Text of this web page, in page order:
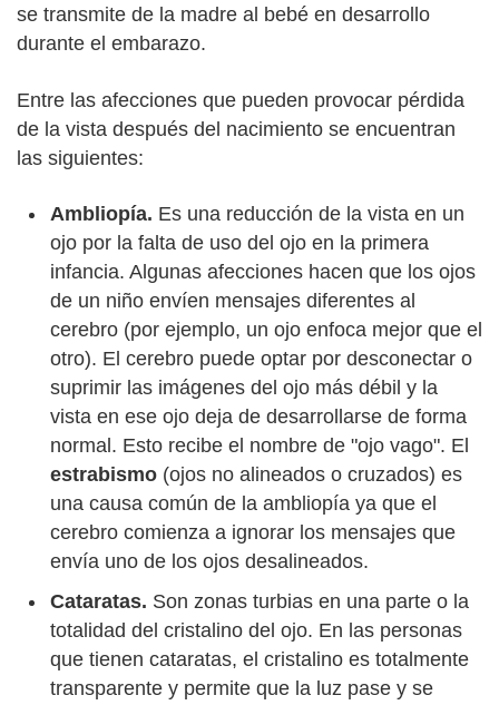
se transmite de la madre al bebé en desarrollo
durante el embarazo.
Entre las afecciones que pueden provocar pérdida
de la vista después del nacimiento se encuentran
las siguientes:
Ambliopía. Es una reducción de la vista en un
ojo por la falta de uso del ojo en la primera
infancia. Algunas afecciones hacen que los ojos
de un niño envíen mensajes diferentes al
cerebro (por ejemplo, un ojo enfoca mejor que el
otro). El cerebro puede optar por desconectar o
suprimir las imágenes del ojo más débil y la
vista en ese ojo deja de desarrollarse de forma
normal. Esto recibe el nombre de "ojo vago". El
estrabismo (ojos no alineados o cruzados) es
una causa común de la ambliopía ya que el
cerebro comienza a ignorar los mensajes que
envía uno de los ojos desalineados.
Cataratas. Son zonas turbias en una parte o la
totalidad del cristalino del ojo. En las personas
que tienen cataratas, el cristalino es totalmente
transparente y permite que la luz pase y se